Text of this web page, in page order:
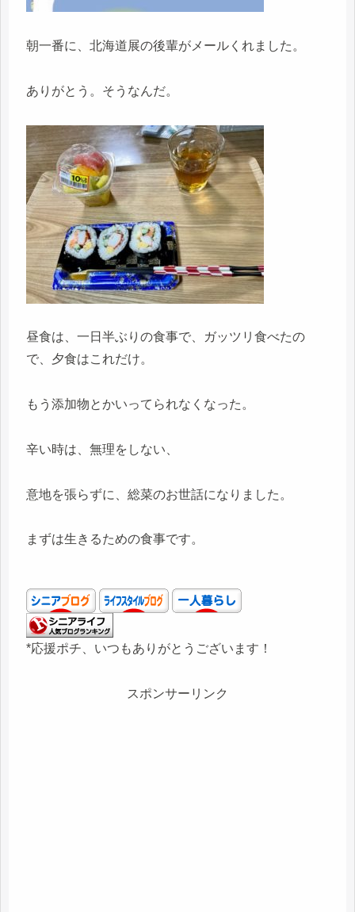
朝一番に、北海道展の後輩がメールくれました。
ありがとう。そうなんだ。
昼食は、一日半ぶりの食事で、ガッツリ食べたの
で、夕食はこれだけ。
もう添加物とかいってられなくなった。
辛い時は、無理をしない、
意地を張らずに、総菜のお世話になりました。
まずは生きるための食事です。
*応援ポチ、いつもありがとうございます！
スポンサーリンク